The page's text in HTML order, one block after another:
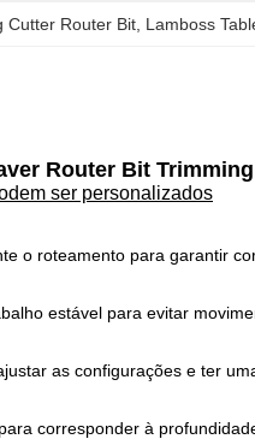
Cutter Router Bit Lamboss
Router Bit
ser personalizados
o roteamento para garantir
estável para evitar
as configurações e ter
corresponder à